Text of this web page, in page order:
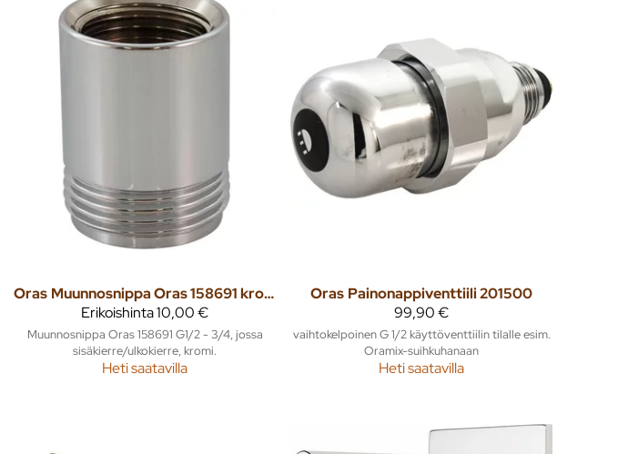
Oras
Muunnosnippa Oras 158691 kromi G1/2 - 3/4
Erikoishinta10,00 €
Muunnosnippa Oras 158691 G1/2 - 3/4, jossa
sisäkierre/ulkokierre, kromi.
Heti saatavilla
Oras Painonappiventtiili 201500
99,90 €
vaihtokelpoinen G 1/2 käyttöventtiilin tilalle esim.
Oramix-suihkuhanaan
Heti saatavilla